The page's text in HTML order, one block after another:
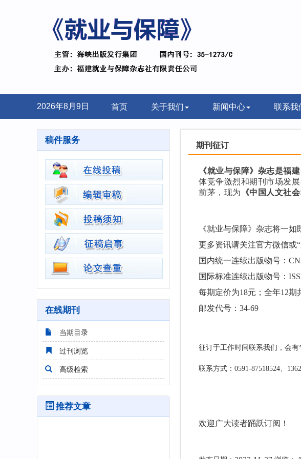
2026年8月9日 首页 关于我们 新闻中心 联系我
稿件服务
在线期刊
当期目录
过刊浏览
高级检索
推荐文章
期刊征订
《就业与保障》杂志是福
体竞争激烈和期刊市场发
前茅，现为 《中国人文社
《就业与保障》杂志将一
更多资讯请关注官方微信或
国内统一连续出版物号：
国际标准连续出版物号：
每期定价为18元；全年12期
邮发代号：34-69
征订于工作时间联系我们，会有
联系方式：0591-87518524、
欢迎广大读者踊跃订阅！